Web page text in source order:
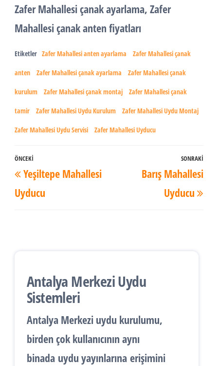
Zafer Mahallesi çanak ayarlama, Zafer
Mahallesi çanak anten fiyatları
Etiketler Zafer Mahallesi anten ayarlama Zafer Mahallesi çanak
anten Zafer Mahallesi çanak ayarlama Zafer Mahallesi çanak
kurulum Zafer Mahallesi çanak montaj Zafer Mahallesi çanak
tamir Zafer Mahallesi Uydu Kurulum Zafer Mahallesi Uydu Montaj
Zafer Mahallesi Uydu Servisi Zafer Mahallesi Uyducu
Yazı
dolaşımı
Önceki
Yazı
ÖNCEKI
Yeşiltepe Mahallesi
Uyducu
Yazı
SONRAKI
Barış Mahallesi
Uyducu
Antalya Merkezi Uydu
Sistemleri
Antalya Merkezi uydu kurulumu,
birden çok kullanıcının aynı
binada uydu yayınlarına erişimini